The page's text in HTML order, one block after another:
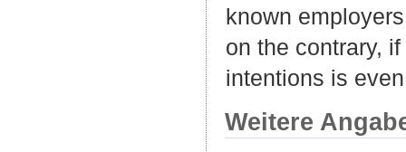
known
on the contrary,
intentions is
Weitere